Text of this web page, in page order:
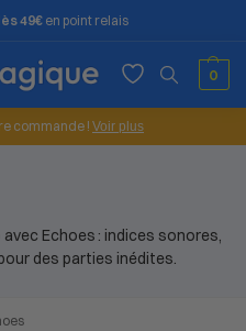
49€ en point relais
0
commande ! Voir plus
Echoes : indices sonores,
des parties inédites.